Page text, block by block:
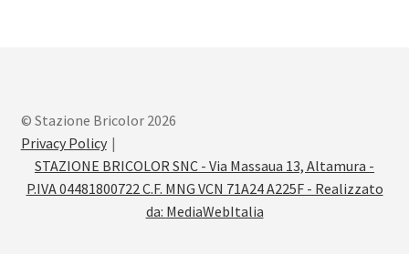
© Stazione Bricolor 2026
Privacy Policy
STAZIONE BRICOLOR SNC - Via Massaua 13, Altamura -
P.IVA 04481800722 C.F. MNG VCN 71A24 A225F - Realizzato
da: MediaWebItalia